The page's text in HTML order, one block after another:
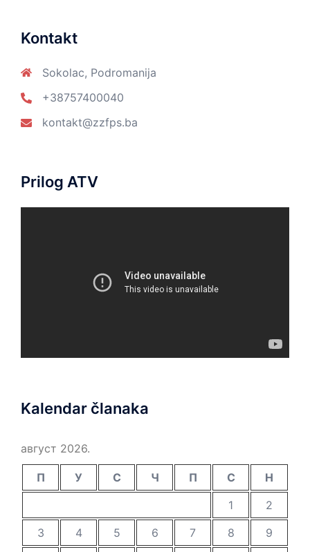
Kontakt
Sokolac, Podromanija
+38757400040
kontakt@zzfps.ba
Prilog ATV
Kalendar članaka
август 2026.
П У С Ч П С
Н
1
2
3
4 5 6 7 8
9